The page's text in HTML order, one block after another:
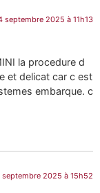
septembre 2025 à 11h13
la procedure d
et delicat car c est
embarque. c
septembre 2025 à 15h52